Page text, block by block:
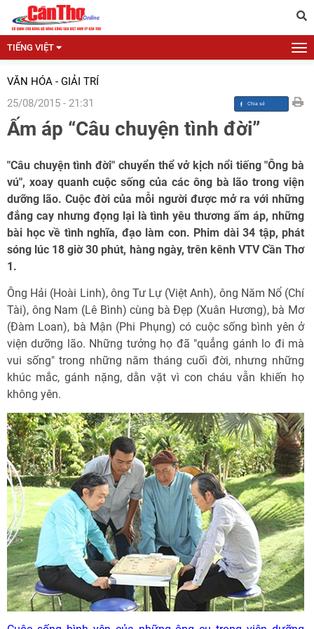
TIẾNG VIỆT
VĂN HÓA - GIẢI TRÍ
25/08/2015 - 21:31
Ấm áp “Câu chuyện tình đời”
"Câu chuyện tình đời" chuyển thể vở kịch nổi tiếng "Ông bà
vú", xoay quanh cuộc sống của các ông bà lão trong viện
dưỡng lão. Cuộc đời của mỗi người được mở ra với những
đắng cay nhưng đọng lại là tình yêu thương ấm áp, những
bài học về tình nghĩa, đạo làm con. Phim dài 34 tập, phát
sóng lúc 18 giờ 30 phút, hàng ngày, trên kênh VTV Cần Thơ
1.
Ông Hải (Hoài Linh), ông Tư Lự (Việt Anh), ông Năm Nổ (Chí
Tài), ông Nam (Lê Bình) cùng bà Đẹp (Xuân Hương), bà Mơ
(Đàm Loan), bà Mận (Phi Phụng) có cuộc sống bình yên ở
viện dưỡng lão. Những tưởng họ đã "quẳng gánh lo đi mà
vui sống" trong những năm tháng cuối đời, nhưng những
khúc mắc, gánh nặng, dằn vặt vì con cháu vẫn khiến họ
không yên.